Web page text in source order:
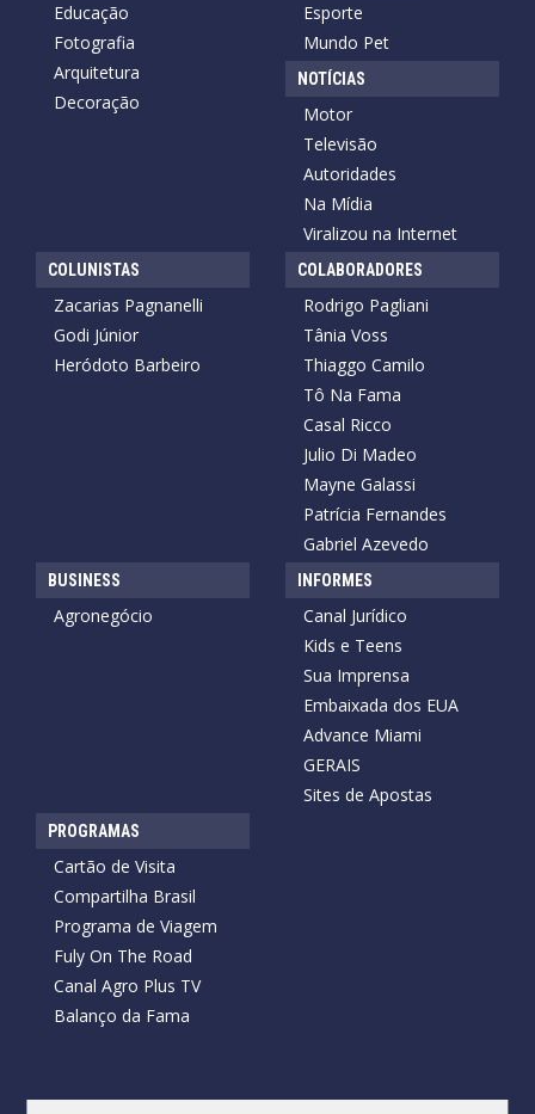
Educação
Fotografia
Arquitetura
Decoração
Esporte
Mundo Pet
NOTÍCIAS
Motor
Televisão
Autoridades
Na Mídia
Viralizou na Internet
COLUNISTAS
Zacarias Pagnanelli
Godi Júnior
Heródoto Barbeiro
COLABORADORES
Rodrigo Pagliani
Tânia Voss
Thiaggo Camilo
Tô Na Fama
Casal Ricco
Julio Di Madeo
Mayne Galassi
Patrícia Fernandes
Gabriel Azevedo
BUSINESS
Agronegócio
INFORMES
Canal Jurídico
Kids e Teens
Sua Imprensa
Embaixada dos EUA
Advance Miami
GERAIS
Sites de Apostas
PROGRAMAS
Cartão de Visita
Compartilha Brasil
Programa de Viagem
Fuly On The Road
Canal Agro Plus TV
Balanço da Fama